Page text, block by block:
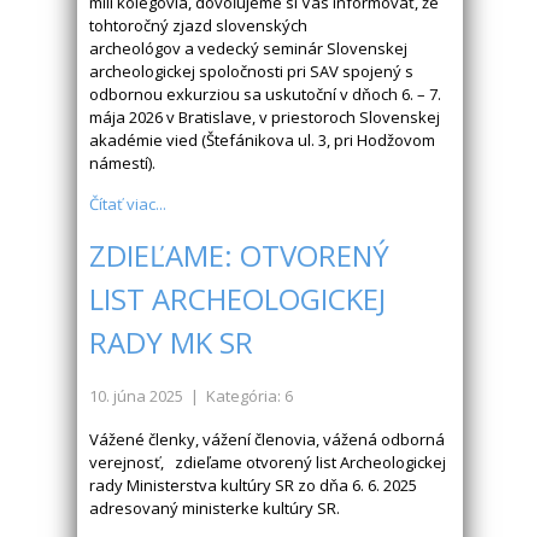
tohtoročný zjazd slovenských
archeológov a vedecký seminár Slovenskej
archeologickej spoločnosti pri SAV spojený s
odbornou exkurziou sa uskutoční v dňoch 6. – 7.
mája 2026 v Bratislave, v priestoroch Slovenskej
akadémie vied (Štefánikova ul. 3, pri Hodžovom
námestí).
Čítať viac...
ZDIEĽAME: OTVORENÝ
LIST ARCHEOLOGICKEJ
RADY MK SR
10. júna 2025 | Kategória: 6
Vážené členky, vážení členovia, vážená odborná
verejnosť, zdieľame otvorený list Archeologickej
rady Ministerstva kultúry SR zo dňa 6. 6. 2025
adresovaný ministerke kultúry SR.